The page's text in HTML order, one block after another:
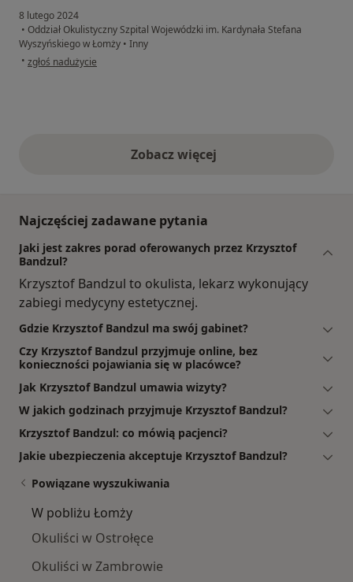
8 lutego 2024
• Oddział Okulistyczny Szpital Wojewódzki im. Kardynała Stefana
Wyszyńskiego w Łomży • Inny
• w opinii użytkownika Pacjent
zgłoś nadużycie
Zobacz więcejopinie powyżej
Najczęściej zadawane pytania
Jaki jest zakres porad oferowanych przez Krzysztof
Bandzul?
Krzysztof Bandzul to okulista, lekarz wykonujący
zabiegi medycyny estetycznej.
Gdzie Krzysztof Bandzul ma swój gabinet?
Czy Krzysztof Bandzul przyjmuje online, bez
konieczności pojawiania się w placówce?
Jak Krzysztof Bandzul umawia wizyty?
W jakich godzinach przyjmuje Krzysztof Bandzul?
Krzysztof Bandzul: co mówią pacjenci?
Jakie ubezpieczenia akceptuje Krzysztof Bandzul?
Powiązane wyszukiwania
W pobliżu Łomży
Okuliści w Ostrołęce
Okuliści w Zambrowie